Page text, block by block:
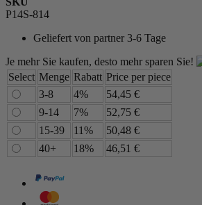
P14S-814
Geliefert von partner 3-6 Tage
Je mehr Sie kaufen, desto mehr sparen Sie!
Select Menge Rabatt Price per piece
3-8
4%
54,45 €
9-14
7%
52,75 €
15-39
11%
50,48 €
40+
18% 46,51 €